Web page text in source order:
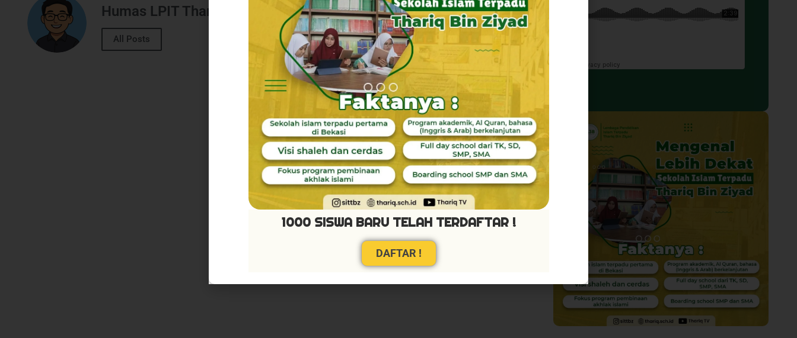
Humas LPIT Thariq Bin Ziyad
All Posts
1000 SISWA BARU TELAH TERDAFTAR !
DAFTAR !